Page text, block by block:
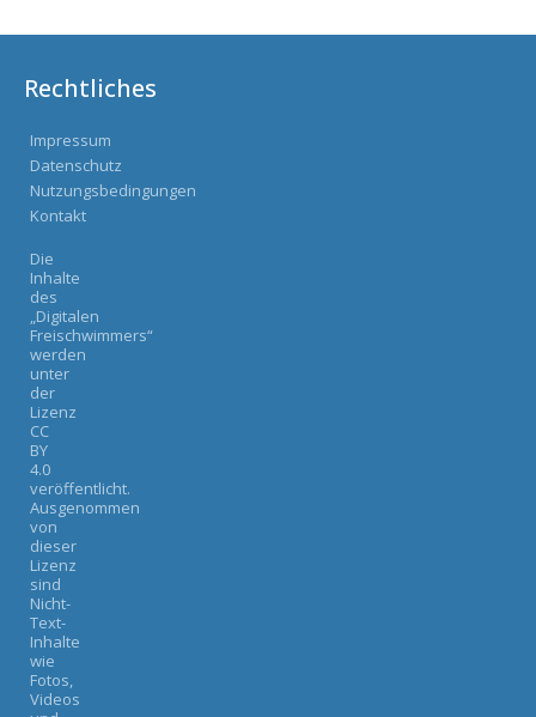
Rechtliches
Impressum
Datenschutz
Nutzungsbedingungen
Kontakt
Die
Inhalte
des
„Digitalen
Freischwimmers“
werden
unter
der
Lizenz
CC
BY
4.0
veröffentlicht.
Ausgenommen
von
dieser
Lizenz
sind
Nicht-
Text-
Inhalte
wie
Fotos,
Videos